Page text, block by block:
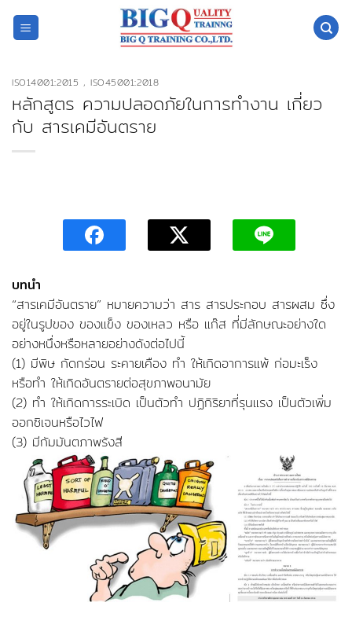
ISO14001:2015 , ISO45001:2018
หลักสูตร ความปลอดภัยในการทํางาน เกี่ยว
กับ สารเคมีอันตราย
บทนำ
“สารเคมีอันตราย” หมายความว่า สาร สารประกอบ สารผสม ซึ่ง
อยู่ในรูปของ ของแข็ง ของเหลว หรือ แก๊ส ที่มีลักษณะอย่างใด
อย่างหนึ่งหรือหลายอย่างดังต่อไปนี้
(1) มีพิษ กัดกร่อน ระคายเคือง ทำ ให้เกิดอาการแพ้ ก่อมะเร็ง
หรือทำ ให้เกิดอันตรายต่อสุขภาพอนามัย
(2) ทำ ให้เกิดการระเบิด เป็นตัวทำ ปฏิกิริยาที่รุนแรง เป็นตัวเพิ่ม
ออกซิเจนหรือไวไฟ
(3) มีกัมมันตภาพรังสี